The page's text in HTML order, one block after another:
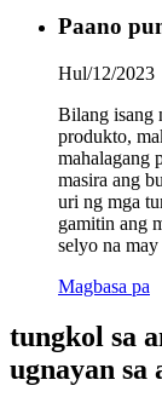
Paano
Hul/12/2023
Bilang isang
produkto,
mahalagang
masira ang
uri ng mga
gamitin ang
selyo na may
Magbasa pa
tungkol sa
ugnayan